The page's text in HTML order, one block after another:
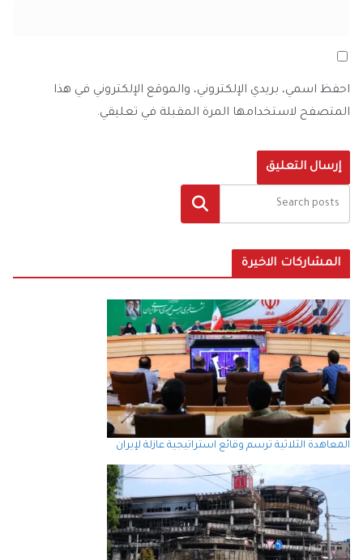
احفظ اسمي، بريدي الإلكتروني، والموقع الإلكتروني في هذا
المتصفح لاستخدامها المرة المقبلة في تعليقي.
البحث
المشاركات الاخيرة
المعاهدة الثلاثية ترسم وقائع استراتيجية عازلة لإيران